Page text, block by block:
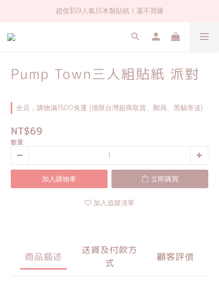
社群大人氣！各種有趣的打洞器
超值$59人氣日本製貼紙！還不買爆
全店$1500免運(台灣地區)
Pump Town三人組貼紙 派對
全店，購物滿1500免運 (僅限台灣超商取貨、郵局、黑貓寄送)
NT$69
數量
加入購物車 立即購買
加入追蹤清單
商品描述
送貨及付款方
式
顧客評價